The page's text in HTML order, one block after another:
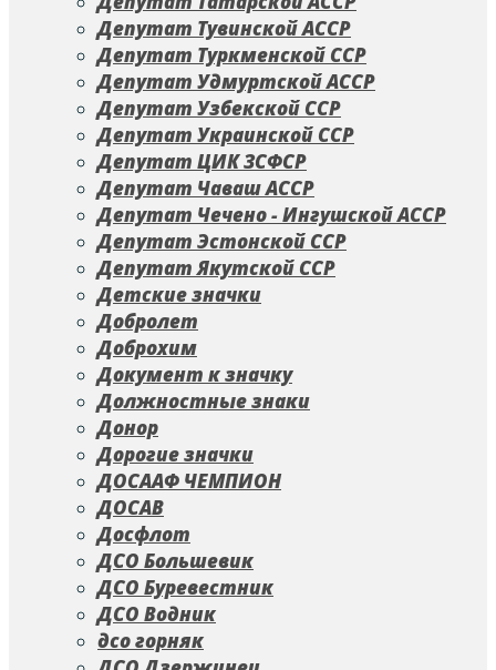
Депутат Тувинской АССР
Депутат Туркменской ССР
Депутат Удмуртской АССР
Депутат Узбекской ССР
Депутат Украинской ССР
Депутат ЦИК ЗСФСР
Депутат Чаваш АССР
Депутат Чечено - Ингушской АССР
Депутат Эстонской ССР
Депутат Якутской ССР
Детские значки
Добролет
Доброхим
Документ к значку
Должностные знаки
Донор
Дорогие значки
ДОСААФ ЧЕМПИОН
ДОСАВ
Досфлот
ДСО Большевик
ДСО Буревестник
ДСО Водник
дсо горняк